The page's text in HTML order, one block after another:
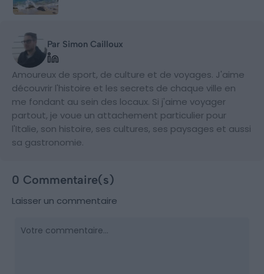
Par Simon Cailloux
Amoureux de sport, de culture et de voyages. J'aime
découvrir l'histoire et les secrets de chaque ville en
me fondant au sein des locaux. Si j'aime voyager
partout, je voue un attachement particulier pour
l'Italie, son histoire, ses cultures, ses paysages et aussi
sa gastronomie.
0 Commentaire(s)
Laisser un commentaire